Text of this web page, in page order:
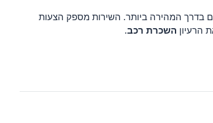
בדרך המהירה ביותר. השירות מספק הצעות
הרעיון השכרת רכב.